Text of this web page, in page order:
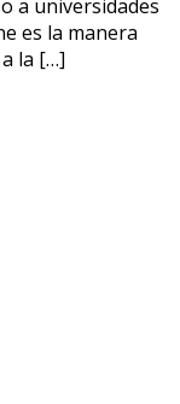
a universidades
es la manera
la […]